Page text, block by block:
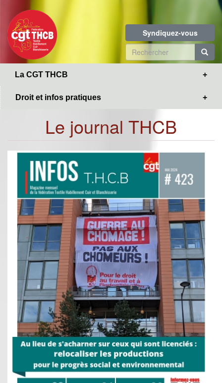
contenu
principal
Syndiquez-vous
Formulaire
de
La CGT THCB
Droit et infos pratiques
Le journal THCB